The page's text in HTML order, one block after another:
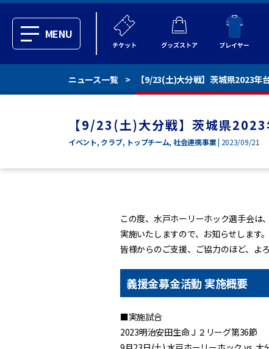
MENU
ニュース一覧 【9/23(土)大分戦】茨城県2023
【9/23(土)大分戦】茨城県
イベント, クラブ, トップチーム, 社会連携事業| 2023/09/21
この度、水戸ホーリーホック選手会は
実施いたしますので、お知らせします。
皆様からのご支援、ご協力のほど、よ
義援金募金活動 実施概要
■実施試合
2023明治安田生命Ｊ２リーグ第36節